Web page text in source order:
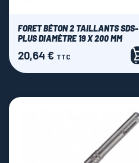
FORET BÉTON 2 TAILLANTS SDS-
PLUS DIAMÈTRE 19 X 200 MM
Prix
20,64 € TTC